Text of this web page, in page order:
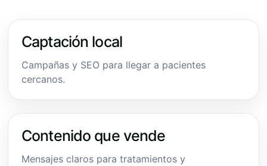
Captación local
Campañas y SEO para llegar a pacientes
cercanos.
Contenido que vende
Mensajes claros para tratamientos y